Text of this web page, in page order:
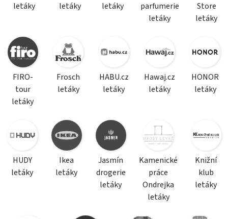
letáky
letáky
letáky
parfumerie
letáky
Store
letáky
FIRO-
tour
letáky
Frosch
letáky
HABU.cz
letáky
Hawaj.cz
letáky
HONOR
letáky
HUDY
letáky
Ikea
letáky
Jasmín
drogerie
letáky
Kamenické
práce
Ondrejka
letáky
Knižní
klub
letáky